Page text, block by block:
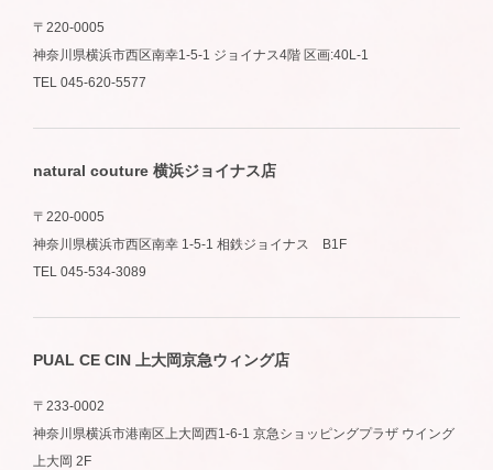
〒220-0005
神奈川県横浜市西区南幸1-5-1 ジョイナス4階 区画:40L-1
TEL 045-620-5577
natural couture 横浜ジョイナス店
〒220-0005
神奈川県横浜市西区南幸 1-5-1 相鉄ジョイナス B1F
TEL 045-534-3089
PUAL CE CIN 上大岡京急ウィング店
〒233-0002
神奈川県横浜市港南区上大岡西1-6-1 京急ショッピングプラザ ウイング
上大岡 2F